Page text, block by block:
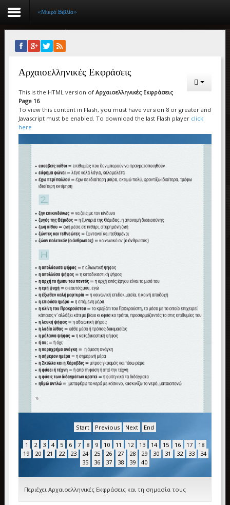
Αρχική
Βιογραφικό
Συγγραφικό έργο
Εργασίες
Επιτυχόντες
Διακρίσεις
«Μικρά Βιβλία»
Ο χώρος μας
«Μικρά Βιβλία»
Αρχαιοελληνικές Εκφράσεις
This is the HTML version of Αρχαιοελληνικές Εκφράσεις
Page 16
To view this content in Flash, you must have version 8 or greater and
Javascript must be enabled. To download the last Flash player click
here
Start Previous Next End
1 2 3 4 5 6 7 8 9 10 11 12 13 14 15 16 17
18
19
20 21 22 23 24 25 26 27 28 29 30 31 32 33
34
35
36 37 38 39 40
Περιέχει Αρχαιοελληνικές Εκφράσεις και τη σημασία τους